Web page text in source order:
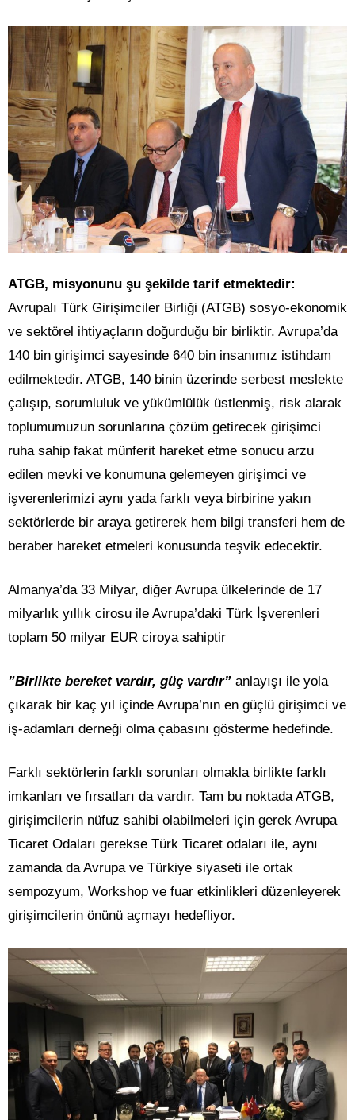
ATGB, misyonunu şu şekilde tarif etmektedir:
Avrupalı Türk Girişimciler Birliği (ATGB) sosyo-ekonomik
ve sektörel ihtiyaçların doğurduğu bir birliktir. Avrupa’da
140 bin girişimci sayesinde 640 bin insanımız istihdam
edilmektedir. ATGB, 140 binin üzerinde serbest meslekte
çalışıp, sorumluluk ve yükümlülük üstlenmiş, risk alarak
toplumumuzun sorunlarına çözüm getirecek girişimci
ruha sahip fakat münferit hareket etme sonucu arzu
edilen mevki ve konumuna gelemeyen girişimci ve
işverenlerimizi aynı yada farklı veya birbirine yakın
sektörlerde bir araya getirerek hem bilgi transferi hem de
beraber hareket etmeleri konusunda teşvik edecektir.
Almanya’da 33 Milyar, diğer Avrupa ülkelerinde de 17
milyarlık yıllık cirosu ile Avrupa’daki Türk İşverenleri
toplam 50 milyar EUR ciroya sahiptir
”Birlikte bereket vardır, güç vardır” anlayışı ile yola
çıkarak bir kaç yıl içinde Avrupa’nın en güçlü girişimci ve
iş-adamları derneği olma çabasını gösterme hedefinde.
Farklı sektörlerin farklı sorunları olmakla birlikte farklı
imkanları ve fırsatları da vardır. Tam bu noktada ATGB,
girişimcilerin nüfuz sahibi olabilmeleri için gerek Avrupa
Ticaret Odaları gerekse Türk Ticaret odaları ile, aynı
zamanda da Avrupa ve Türkiye siyaseti ile ortak
sempozyum, Workshop ve fuar etkinlikleri düzenleyerek
girişimcilerin önünü açmayı hedefliyor.